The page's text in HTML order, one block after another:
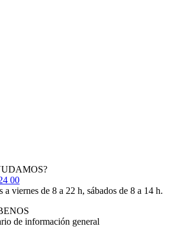
00
a viernes de 8 a 22 h, sábados de 8 a 14 h.
de información general